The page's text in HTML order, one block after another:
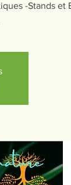
-Stands et